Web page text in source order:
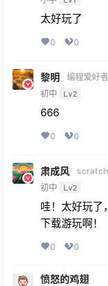
太好玩了
0 0
黎明
编程爱好
初中
Lv2
666
0 0
肃成风
scratch
初中
Lv2
哇！太好玩了
下载游玩啊！
0 0
愤怒的鸡翅